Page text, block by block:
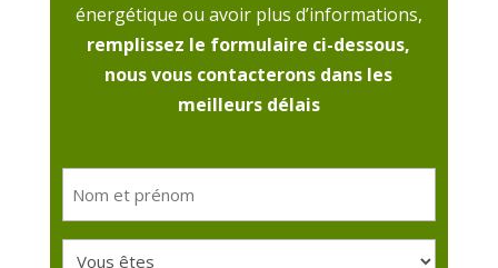
énergétique ou avoir plus d’informations,
remplissez le formulaire ci-dessous,
nous vous contacterons dans les
meilleurs délais
prénom
Vous